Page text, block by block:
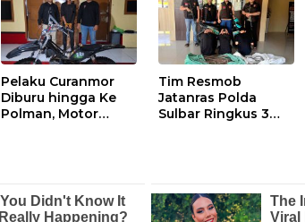
Mamuju
Pelaku Curanmor
Diburu hingga Ke
Polman, Motor
Tim Resmob
Jatanras Polda
Sulbar Ringkus 3